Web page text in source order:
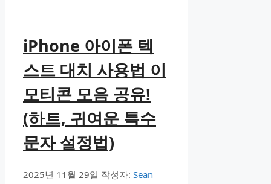
iPhone 아이폰 텍
스트 대치 사용법 이
모티콘 모음 공유!
(하트, 귀여운 특수
문자 설정법)
2025년 11월 29일 작성자: Sean